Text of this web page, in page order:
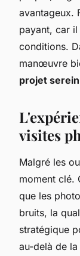
avantageux.
payant, car
conditions.
manœuvre
projet serein
visites
Malgré les
moment clé.
que les
bruits, la
stratégique
au-delà de